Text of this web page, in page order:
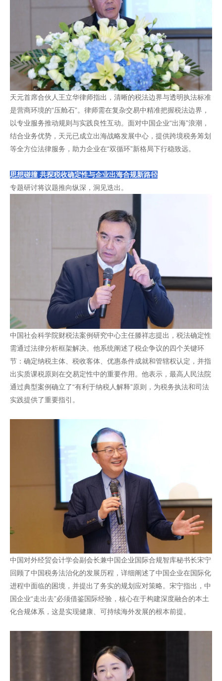
天元首席合伙人王立华律师指出，清晰的税法边界与透明执法标准
是营商环境的“压舱石”。律师需在复杂交易中精准把握税法边界，
以专业服务推动规则与实践良性互动。面对中国企业“出海”浪潮，
结合业务优势，天元已成立出海战略发展中心，提供跨境税务筹划
等全方位法律服务，助力企业在“双循环”新格局下行稳致远。
思想碰撞 共探税收确定性与企业出海合规新路径
专题研讨将议题推向纵深，洞见迭出。
中国社会科学院财税法案例研究中心主任滕祥志提出，税法确定性
需通过法律分析框架解决。他系统阐述了税企争议的四个关键环
节：确定纳税主体、税收客体、优惠条件成就和管辖权认定，并指
出实质课税原则在交易定性中的重要作用。他表示，最高人民法院
通过典型案例确立了“有利于纳税人解释”原则，为税务执法和司法
实践提供了重要指引。
中国对外经贸会计学会副会长兼中国企业国际合规智库秘书长宋宁
回顾了中国税务法治化的发展历程，详细阐述了中国企业在国际化
进程中面临的困境，并提出了务实的规划应对策略。宋宁指出，中
国企业“走出去”必须借鉴国际经验，核心在于构建深度融合的本土
化合规体系，这是实现健康、可持续海外发展的根本前提。